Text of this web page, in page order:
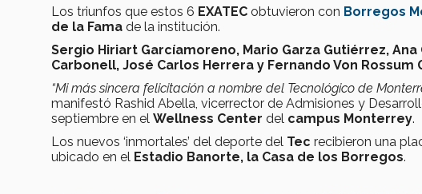
Los triunfos que estos 6 EXATEC obtuvieron con Borregos
de la Fama de la institución.
Sergio Hiriart Garcíamoreno, Mario Garza Gutiérrez,
Carbonell, José Carlos Herrera y Fernando Von Rossum
“Mi más sincera felicitación a nombre del Tecnológico de
manifestó Rashid Abella, vicerrector de Admisiones y
septiembre en el Wellness Center del campus Monterrey.
Los nuevos ‘inmortales’ del deporte del Tec recibieron una
ubicado en el Estadio Banorte, la Casa de los Borregos.